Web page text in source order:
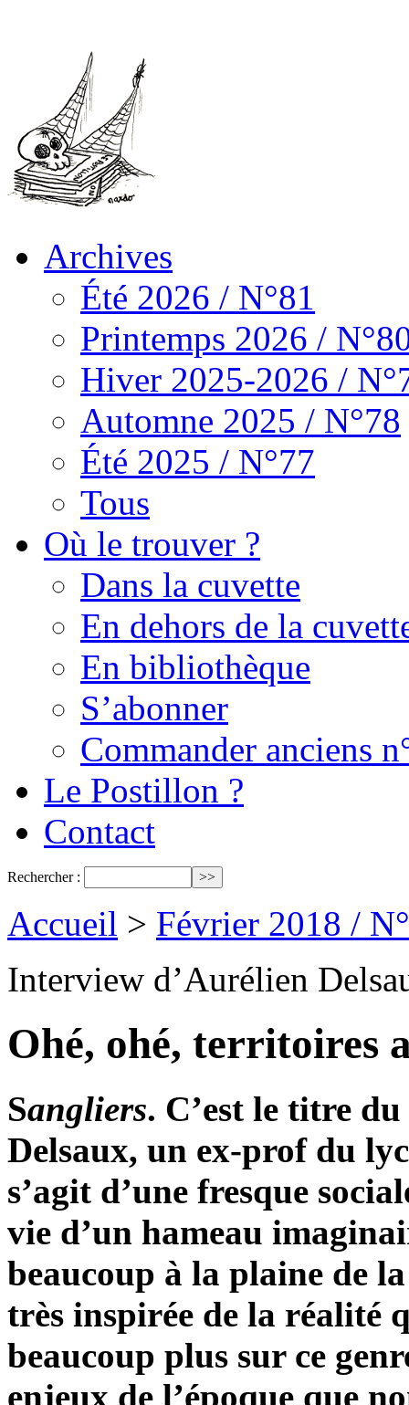
Archives
Été 2026 / N°81
Printemps 2026 /
Hiver 2025-2026 /
Automne 2025 / N°78
Été 2025 / N°77
Tous
Où le trouver ?
Dans la cuvette
En dehors de la
En bibliothèque
S’abonner
Commander anciens
Le Postillon ?
Contact
Rechercher :
Accueil > Février 2018 /
Interview d’Aurélien
Ohé, ohé, territoires
Sangliers. C’est le titre
Delsaux, un ex-prof du
s’agit d’une fresque
vie d’un hameau
beaucoup à la plaine de
très inspirée de la réalité
beaucoup plus sur ce
enjeux de l’époque que